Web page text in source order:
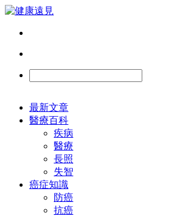
最新文章
醫療百科
疾病
醫療
長照
失智
癌症知識
防癌
抗癌